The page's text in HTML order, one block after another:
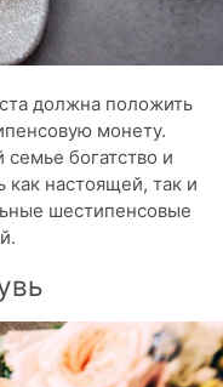
должна положить
монету.
семье богатство и
настоящей, так и
шестипенсовые